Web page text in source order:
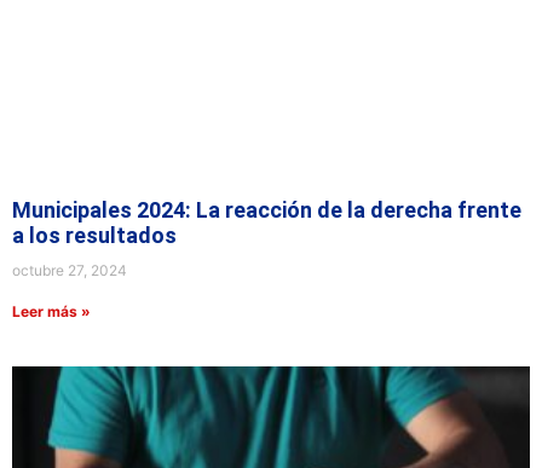
Municipales 2024: La reacción de la derecha frente
a los resultados
octubre 27, 2024
Leer más »